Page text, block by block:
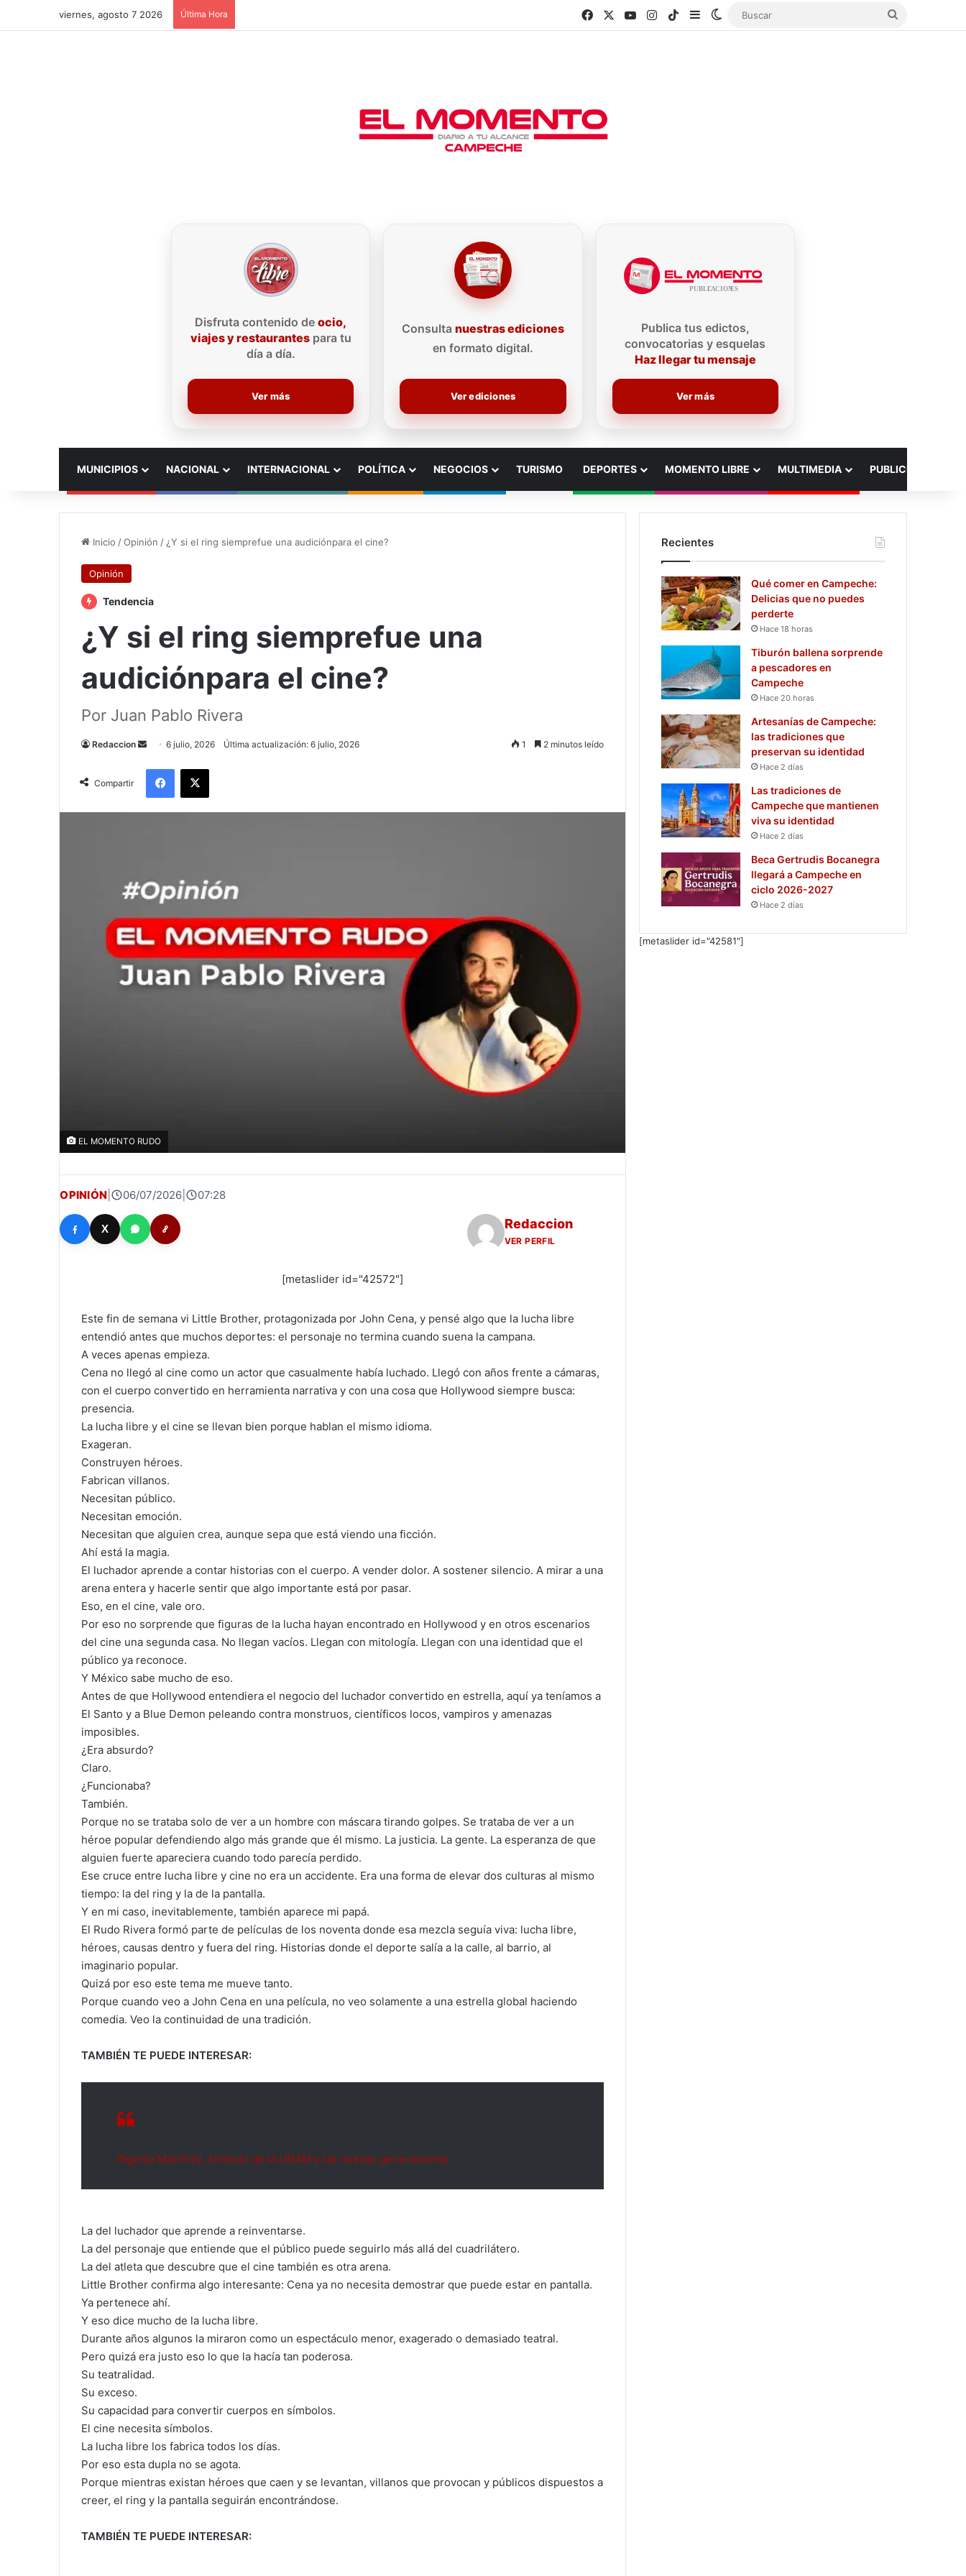
viernes, agosto 7 2026 Última Hora FacebookYouTubeInstagram
TikTokSidebarSwitch skin Buscar
Disfruta contenido deocio,
viajes y restaurantespara tu
día a día.
Ver más
Consulta nuestras ediciones
en formato digital.
Ver ediciones
Publica tus edictos,
convocatorias y esquelas
Haz llegar tu mensaje
Ver más
MUNICIPIOS NACIONAL INTERNACIONAL POLÍTICA NEGOCIOS TURISMO DEPORTES MOMENTO LIBRE MULTIMEDIA PUBLICIDAD
Inicio / Opinión / ¿Y si el ring siemprefue una audiciónpara el cine?
Opinión
Tendencia
¿Y si el ring siemprefue una
audiciónpara el cine?
Por Juan Pablo Rivera
Redaccion
Send
email
6 julio, 2026 Última actualización: 6 julio, 2026 1 2 minutos leído
Compartir
Facebook
X
EL MOMENTO RUDO
OPINIÓN 06/07/2026 07:28
X Redaccion
VER PERFIL
[metaslider id="42572"]
Este fin de semana vi Little Brother, protagonizada por John Cena, y pensé algo que la lucha libre
entendió antes que muchos deportes: el personaje no termina cuando suena la campana.
A veces apenas empieza.
Cena no llegó al cine como un actor que casualmente había luchado. Llegó con años frente a cámaras,
con el cuerpo convertido en herramienta narrativa y con una cosa que Hollywood siempre busca:
presencia.
La lucha libre y el cine se llevan bien porque hablan el mismo idioma.
Exageran.
Construyen héroes.
Fabrican villanos.
Necesitan público.
Necesitan emoción.
Necesitan que alguien crea, aunque sepa que está viendo una ficción.
Ahí está la magia.
El luchador aprende a contar historias con el cuerpo. A vender dolor. A sostener silencio. A mirar a una
arena entera y hacerle sentir que algo importante está por pasar.
Eso, en el cine, vale oro.
Por eso no sorprende que figuras de la lucha hayan encontrado en Hollywood y en otros escenarios
del cine una segunda casa. No llegan vacíos. Llegan con mitología. Llegan con una identidad que el
público ya reconoce.
Y México sabe mucho de eso.
Antes de que Hollywood entendiera el negocio del luchador convertido en estrella, aquí ya teníamos a
El Santo y a Blue Demon peleando contra monstruos, científicos locos, vampiros y amenazas
imposibles.
¿Era absurdo?
Claro.
¿Funcionaba?
También.
Porque no se trataba solo de ver a un hombre con máscara tirando golpes. Se trataba de ver a un
héroe popular defendiendo algo más grande que él mismo. La justicia. La gente. La esperanza de que
alguien fuerte apareciera cuando todo parecía perdido.
Ese cruce entre lucha libre y cine no era un accidente. Era una forma de elevar dos culturas al mismo
tiempo: la del ring y la de la pantalla.
Y en mi caso, inevitablemente, también aparece mi papá.
El Rudo Rivera formó parte de películas de los noventa donde esa mezcla seguía viva: lucha libre,
héroes, causas dentro y fuera del ring. Historias donde el deporte salía a la calle, al barrio, al
imaginario popular.
Quizá por eso este tema me mueve tanto.
Porque cuando veo a John Cena en una película, no veo solamente a una estrella global haciendo
comedia. Veo la continuidad de una tradición.
TAMBIÉN TE PUEDE INTERESAR:
Ifigenia Martínez, símbolo de la UNAM y las nuevas generaciones
La del luchador que aprende a reinventarse.
La del personaje que entiende que el público puede seguirlo más allá del cuadrilátero.
La del atleta que descubre que el cine también es otra arena.
Little Brother confirma algo interesante: Cena ya no necesita demostrar que puede estar en pantalla.
Ya pertenece ahí.
Y eso dice mucho de la lucha libre.
Durante años algunos la miraron como un espectáculo menor, exagerado o demasiado teatral.
Pero quizá era justo eso lo que la hacía tan poderosa.
Su teatralidad.
Su exceso.
Su capacidad para convertir cuerpos en símbolos.
El cine necesita símbolos.
La lucha libre los fabrica todos los días.
Por eso esta dupla no se agota.
Porque mientras existan héroes que caen y se levantan, villanos que provocan y públicos dispuestos a
creer, el ring y la pantalla seguirán encontrándose.
TAMBIÉN TE PUEDE INTERESAR:
Recientes
Qué comer en Campeche:
Delicias que no puedes
perderte
Hace 18 horas
Tiburón ballena sorprende
a pescadores en
Campeche
Hace 20 horas
Artesanías de Campeche:
las tradiciones que
preservan su identidad
Hace 2 días
Las tradiciones de
Campeche que mantienen
viva su identidad
Hace 2 días
Beca Gertrudis Bocanegra
llegará a Campeche en
ciclo 2026-2027
Hace 2 días
[metaslider id="42581"]